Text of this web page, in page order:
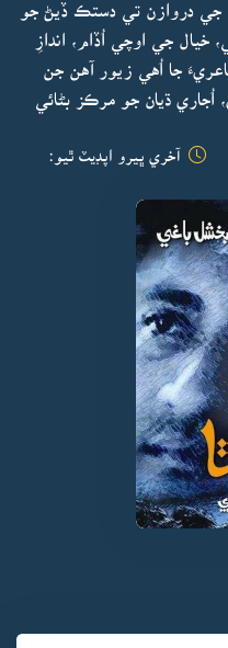
جي دروازن تي دستڪ ڏيڻ جو
جي اوچي اُڏام، اندازِ
جا اُهي زيور آهن جن
ڌيان جو مرڪز بڻائي
آخري ڀيرو اپڊيٽ ٿيو: